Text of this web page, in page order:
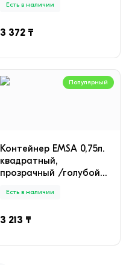
Есть в наличии
3 372 ₸
Популярный
Контейнер EMSA 0,75л.
квадратный,
прозрачный /голубой
Есть в наличии
3 213 ₸